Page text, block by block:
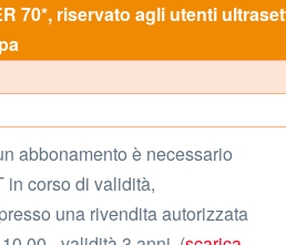
70*, riservato agli utenti
abbonamento è necessario
in corso di validità,
una rivendita autorizzata